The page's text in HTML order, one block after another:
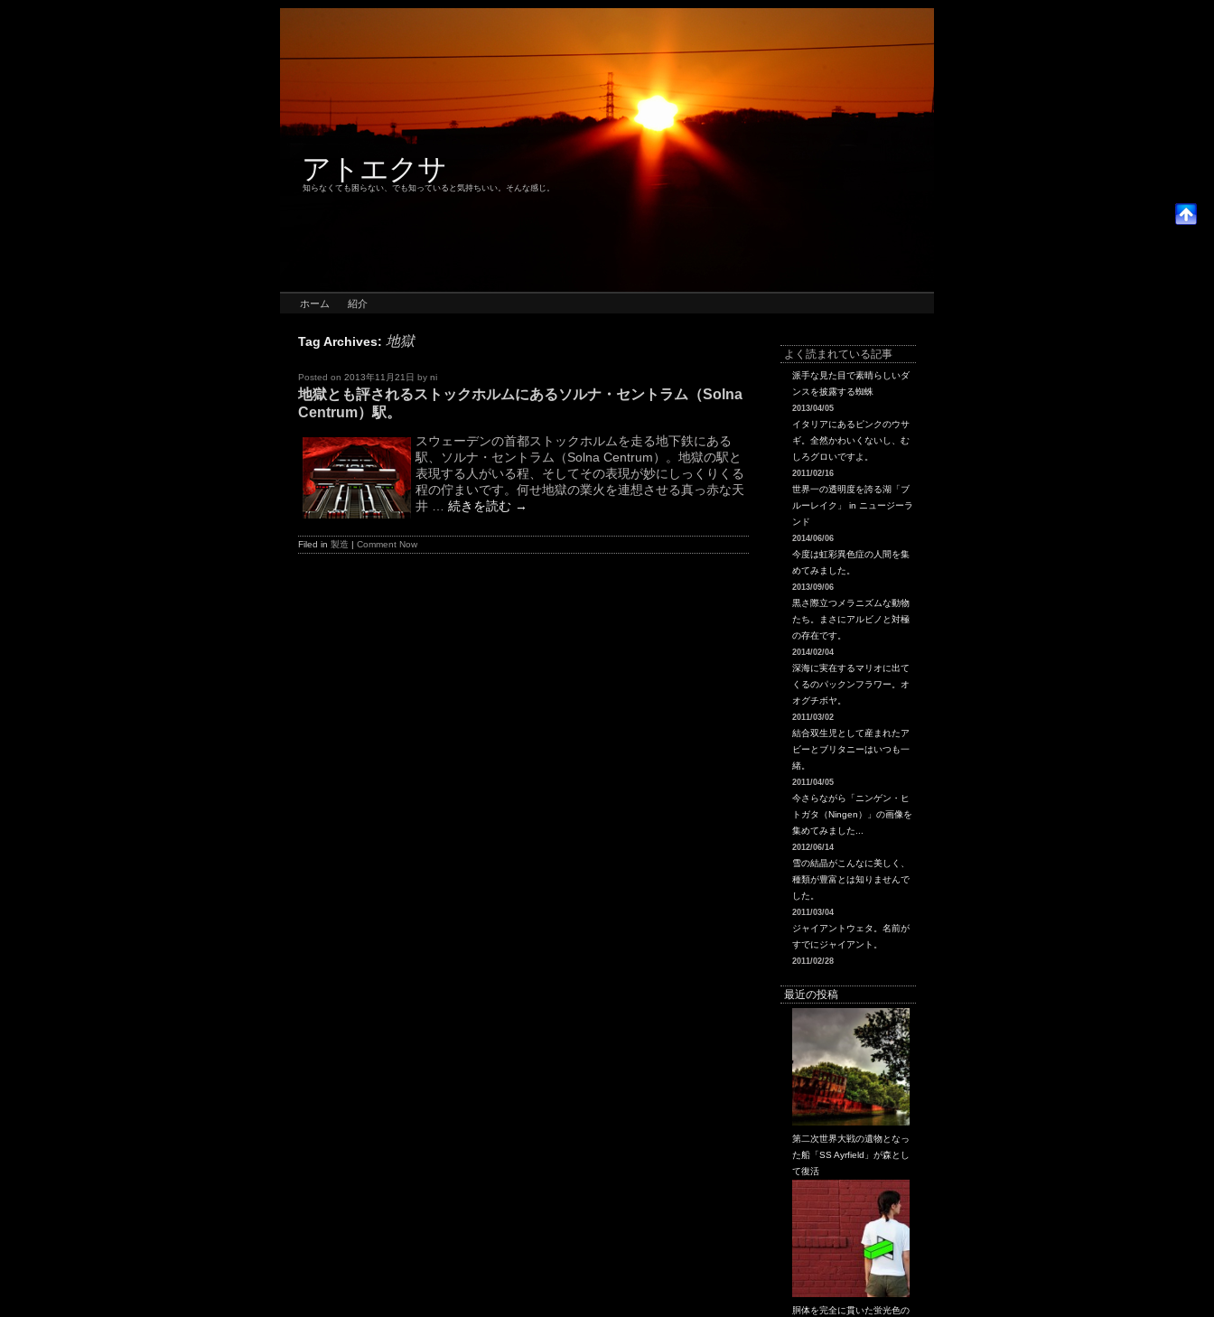
アトエクサ
知らなくても困らない、でも知っていると気持ちいい。そんな感じ。
ホーム 紹介
Tag Archives: 地獄
Posted on 2013年11月21日 by ni
地獄とも評されるストックホルムにあるソルナ・セントラム（Solna
Centrum）駅。
スウェーデンの首都ストックホルムを走る地下鉄にある
駅、ソルナ・セントラム（Solna Centrum）。地獄の駅と
表現する人がいる程、そしてその表現が妙にしっくりくる
程の佇まいです。何せ地獄の業火を連想させる真っ赤な天
井 … 続きを読む →
Filed in 製造 | Comment Now
よく読まれている記事
派手な見た目で素晴らしいダ
ンスを披露する蜘蛛
2013/04/05
イタリアにあるピンクのウサ
ギ。全然かわいくないし、む
しろグロいですよ。
2011/02/16
世界一の透明度を誇る湖「ブ
ルーレイク」 in ニュージーラ
ンド
2014/06/06
今度は虹彩異色症の人間を集
めてみました。
2013/09/06
黒さ際立つメラニズムな動物
たち。まさにアルビノと対極
の存在です。
2014/02/04
深海に実在するマリオに出て
くるのパックンフラワー。オ
オグチボヤ。
2011/03/02
結合双生児として産まれたア
ビーとブリタニーはいつも一
緒。
2011/04/05
今さらながら「ニンゲン・ヒ
トガタ（Ningen）」の画像を
集めてみました...
2012/06/14
雪の結晶がこんなに美しく、
種類が豊富とは知りませんで
した。
2011/03/04
ジャイアントウェタ。名前が
すでにジャイアント。
2011/02/28
最近の投稿
第二次世界大戦の遺物となっ
た船「SS Ayrfield」が森とし
て復活
胴体を完全に貫いた蛍光色の